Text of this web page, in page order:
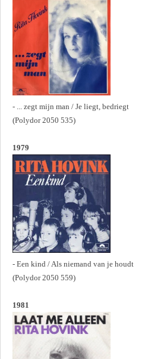
- ... zegt mijn man / Je liegt, bedriegt
(Polydor 2050 535)
1979
- Een kind / Als niemand van je houdt
(Polydor 2050 559)
1981